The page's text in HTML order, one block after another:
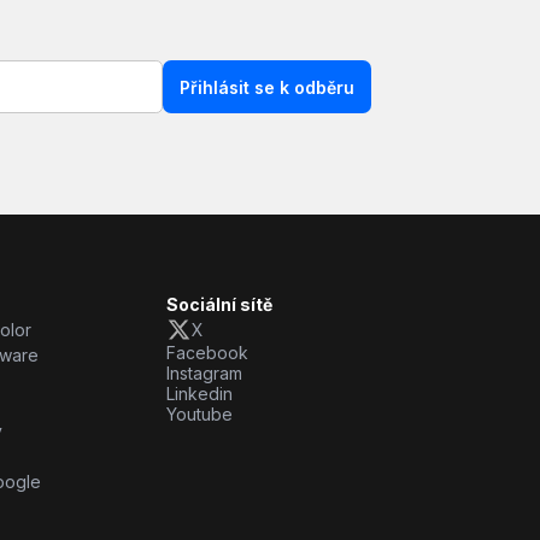
Přihlásit se k odběru
Sociální sítě
X
Facebook
Instagram
Linkedin
Youtube